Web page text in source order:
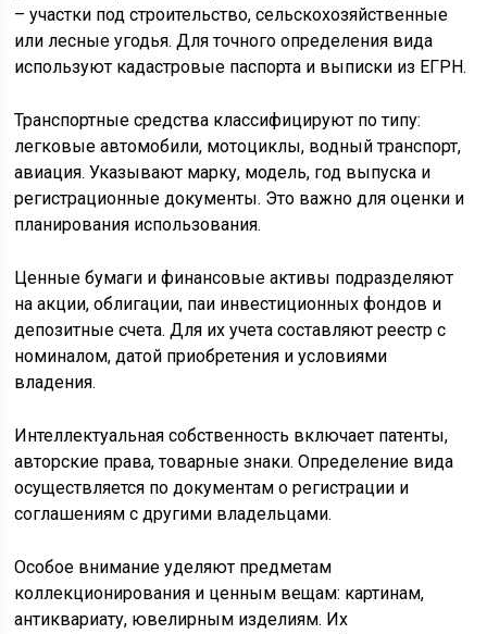
– участки под строительство, сельскохозяйственные
или лесные угодья. Для точного определения вида
используют кадастровые паспорта и выписки из ЕГРН.
Транспортные средства классифицируют по типу:
легковые автомобили, мотоциклы, водный транспорт,
авиация. Указывают марку, модель, год выпуска и
регистрационные документы. Это важно для оценки и
планирования использования.
Ценные бумаги и финансовые активы подразделяют
на акции, облигации, паи инвестиционных фондов и
депозитные счета. Для их учета составляют реестр с
номиналом, датой приобретения и условиями
владения.
Интеллектуальная собственность включает патенты,
авторские права, товарные знаки. Определение вида
осуществляется по документам о регистрации и
соглашениям с другими владельцами.
Особое внимание уделяют предметам
коллекционирования и ценным вещам: картинам,
антиквариату, ювелирным изделиям. Их